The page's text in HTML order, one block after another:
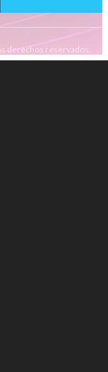
derechos reservados.